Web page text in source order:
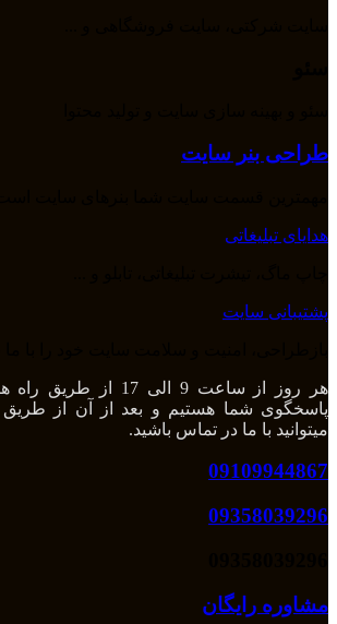
طراحی بنر سایت
هدایای تبلیغاتی
پشتیبانی سایت
هر روز از ساعت 9 الی
پاسخگوی شما هستیم و بعد از آن از
میتوانید با ما در تماس باشید.
09109944867
09358039296
مشاوره رایگان